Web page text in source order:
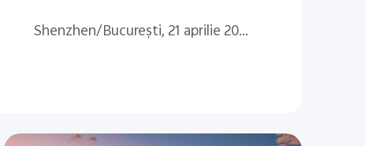
urile X Fold2 și X Flip
care extind gama de
Shenzhen/București, 21 aprilie 2023